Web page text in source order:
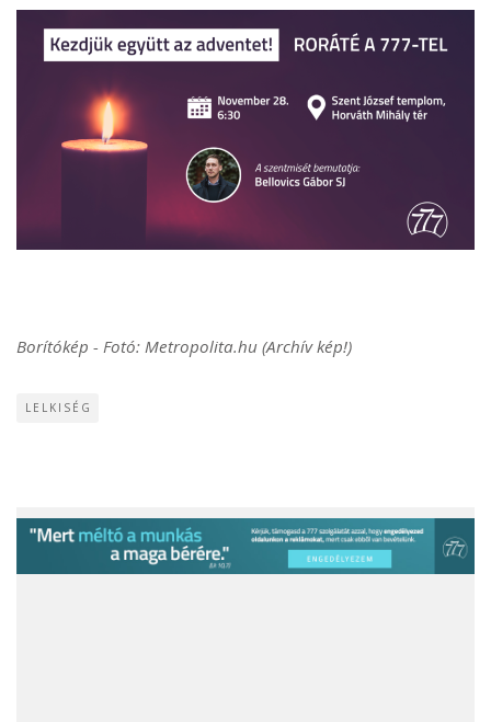
Borítókép - Fotó: Metropolita.hu (Archív kép!)
LELKISÉG